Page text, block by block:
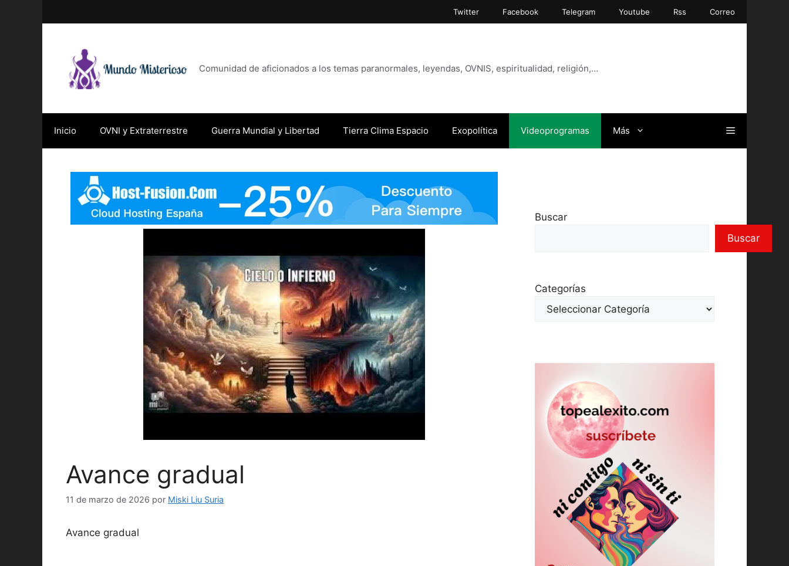
Twitter Facebook Telegram Youtube Rss Correo
Comunidad de aficionados a los temas paranormales, leyendas, OVNIS, espiritualidad, religión,…
Inicio OVNI y Extraterrestre Guerra Mundial y Libertad Tierra Clima Espacio Exopolítica Videoprogramas Más
Avance gradual
11 de marzo de 2026 por Miski Liu Suria
Avance gradual
Buscar
Buscar
Categorías